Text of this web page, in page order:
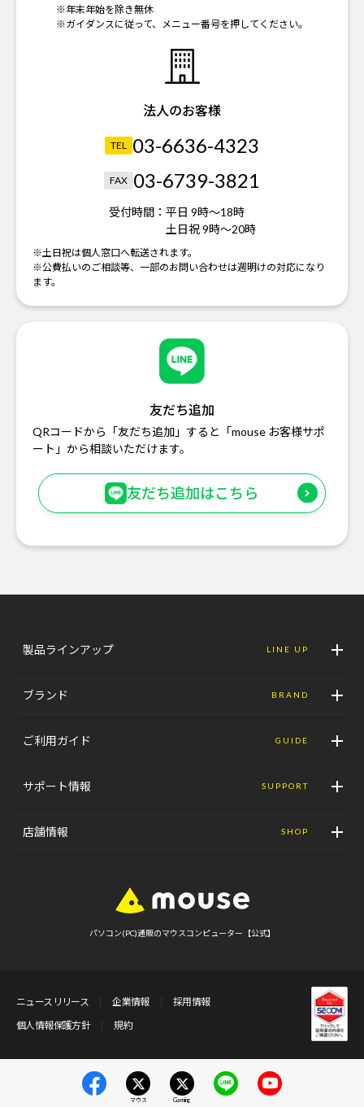
※年末年始を除き無休
※ガイダンスに従って、メニュー番号を押してください。
法人のお客様
TEL 03-6636-4323
FAX 03-6739-3821
受付時間： 平日 9時～18時
土日祝 9時～20時
※土日祝は個人窓口へ転送されます。
※公費払いのご相談等、一部のお問い合わせは週明けの対応になり
ます。
友だち追加
QRコードから「友だち追加」すると「mouse お客様サポ
ート」から相談いただけます。
友だち追加はこちら
製品ラインアップ LINE UP
ブランド BRAND
ご利用ガイド GUIDE
サポート情報 SUPPORT
店舗情報 SHOP
パソコン(PC)通販のマウスコンピューター【公式】
ニュースリリース 企業情報
採用情報
個人情報保護方針
規約
マウス Gaming